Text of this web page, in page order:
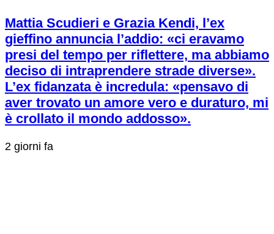
Mattia Scudieri e Grazia Kendi, l’ex
gieffino annuncia l’addio: «ci eravamo
presi del tempo per riflettere, ma abbiamo
deciso di intraprendere strade diverse».
L’ex fidanzata è incredula: «pensavo di
aver trovato un amore vero e duraturo, mi
è crollato il mondo addosso».
2 giorni fa